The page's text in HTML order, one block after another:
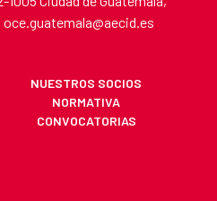
oce.guatemala@aecid.es
NUESTROS SOCIOS
NORMATIVA
CONVOCATORIAS